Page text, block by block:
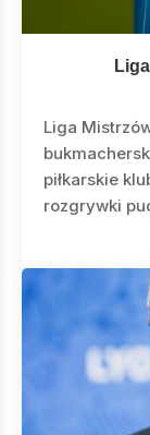
Liga
piłkarskie
rozgrywki